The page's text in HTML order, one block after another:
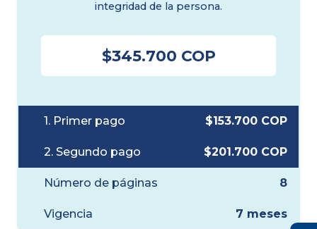
integridad de la persona.
$345.700 COP
1. Primer pago $153.700 COP
2. Segundo pago $201.700 COP
Número de páginas 8
Vigencia 7 meses